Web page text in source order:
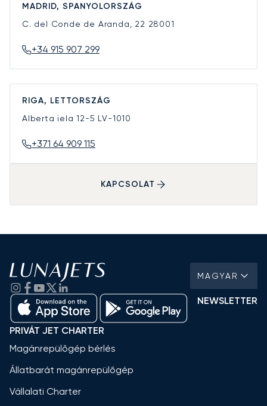
MADRID, SPANYOLORSZÁG
C. del Conde de Aranda, 22 28001
+34 915 907 299
RIGA, LETTORSZÁG
Alberta iela 12-5 LV-1010
+371 64 909 115
KAPCSOLAT
MAGYAR
NEWSLETTER
PRIVÁT JET CHARTER
Magánrepülőgép bérlés
Állatbarát magánrepülőgép
Vállalati Charter